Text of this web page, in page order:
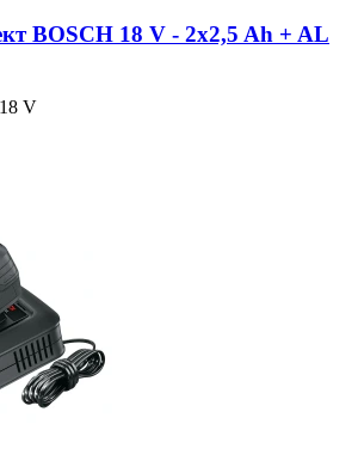
BOSCH 18 V - 2x2,5 Ah + AL
V